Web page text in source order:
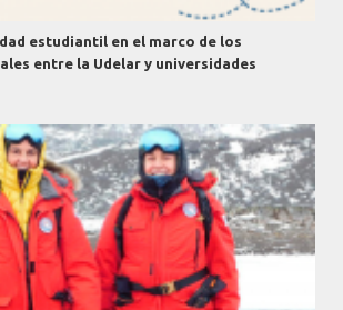
estudiantil en el marco de los
entre la Udelar y universidades